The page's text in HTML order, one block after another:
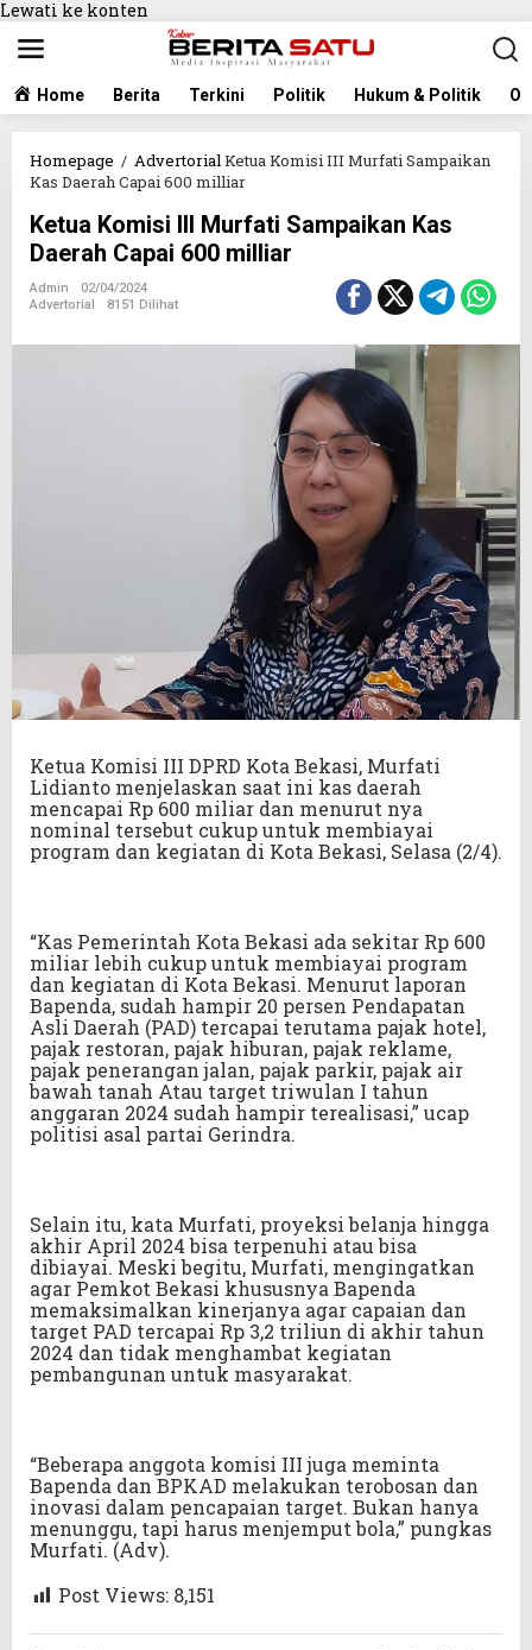
Lewati ke konten
Home Berita Terkini Politik Hukum & Politik
Homepage / AdvertorialKetua Komisi III Murfati Sampaikan
Kas Daerah Capai 600 milliar
Ketua Komisi III Murfati Sampaikan Kas
Daerah Capai 600 milliar
Admin
02/04/2024
Advertorial
8151 Dilihat
Ketua Komisi III DPRD Kota Bekasi, Murfati
Lidianto menjelaskan saat ini kas daerah
mencapai Rp 600 miliar dan menurut nya
nominal tersebut cukup untuk membiayai
program dan kegiatan di Kota Bekasi, Selasa (2/4).
“Kas Pemerintah Kota Bekasi ada sekitar Rp 600
miliar lebih cukup untuk membiayai program
dan kegiatan di Kota Bekasi. Menurut laporan
Bapenda, sudah hampir 20 persen Pendapatan
Asli Daerah (PAD) tercapai terutama pajak hotel,
pajak restoran, pajak hiburan, pajak reklame,
pajak penerangan jalan, pajak parkir, pajak air
bawah tanah Atau target triwulan I tahun
anggaran 2024 sudah hampir terealisasi,” ucap
politisi asal partai Gerindra.
Selain itu, kata Murfati, proyeksi belanja hingga
akhir April 2024 bisa terpenuhi atau bisa
dibiayai. Meski begitu, Murfati, mengingatkan
agar Pemkot Bekasi khususnya Bapenda
memaksimalkan kinerjanya agar capaian dan
target PAD tercapai Rp 3,2 triliun di akhir tahun
2024 dan tidak menghambat kegiatan
pembangunan untuk masyarakat.
“Beberapa anggota komisi III juga meminta
Bapenda dan BPKAD melakukan terobosan dan
inovasi dalam pencapaian target. Bukan hanya
menunggu, tapi harus menjemput bola,” pungkas
Murfati. (Adv).
Post Views: 8,151